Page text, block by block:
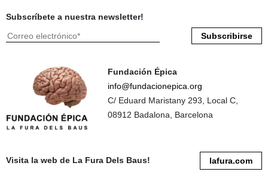
Subscríbete a nuestra newsletter!
Fundación Épica
info@fundacionepica.org
C/ Eduard Maristany 293, Local C,
08912 Badalona, Barcelona
Visita la web de La Fura Dels Baus! lafura.com